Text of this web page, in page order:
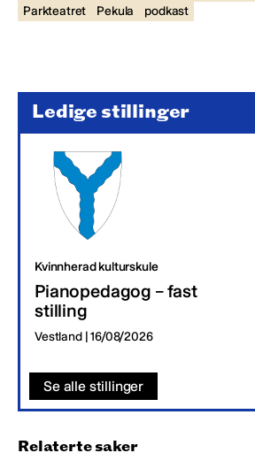
Parkteatret Pekula podkast
Ledige stillinger
Kvinnherad kulturskule
Pianopedagog – fast
stilling
Vestland | 16/08/2026
Se alle stillinger
Relaterte saker